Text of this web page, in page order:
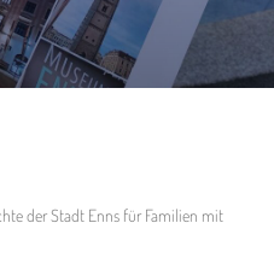
der Stadt Enns für Familien mit